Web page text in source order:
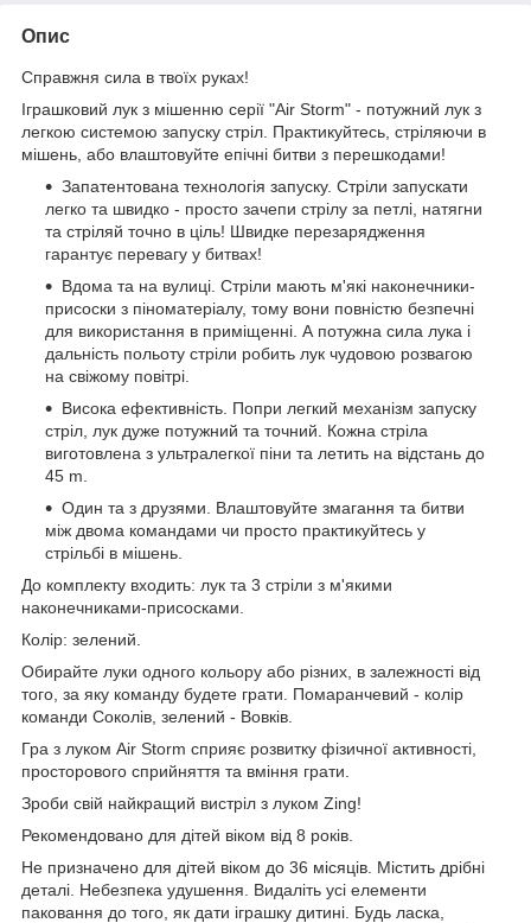
Опис
Справжня сила в твоїх руках!
Іграшковий лук з мішенню серії "Air Storm" - потужний лук з
легкою системою запуску стріл. Практикуйтесь, стріляючи в
мішень, або влаштовуйте епічні битви з перешкодами!
Запатентована технологія запуску. Стріли запускати
легко та швидко - просто зачепи стрілу за петлі, натягни
та стріляй точно в ціль! Швидке перезарядження
гарантує перевагу у битвах!
Вдома та на вулиці. Стріли мають м'які наконечники-
присоски з піноматеріалу, тому вони повністю безпечні
для використання в приміщенні. А потужна сила лука і
дальність польоту стріли робить лук чудовою розвагою
на свіжому повітрі.
Висока ефективність. Попри легкий механізм запуску
стріл, лук дуже потужний та точний. Кожна стріла
виготовлена з ультралегкої піни та летить на відстань до
45 m.
Один та з друзями. Влаштовуйте змагання та битви
між двома командами чи просто практикуйтесь у
стрільбі в мішень.
До комплекту входить: лук та 3 стріли з м'якими
наконечниками-присосками.
Колір: зелений.
Обирайте луки одного кольору або різних, в залежності від
того, за яку команду будете грати. Помаранчевий - колір
команди Соколів, зелений - Вовків.
Гра з луком Air Storm сприяє розвитку фізичної активності,
просторового сприйняття та вміння грати.
Зроби свій найкращий вистріл з луком Zing!
Рекомендовано для дітей віком від 8 років.
Не призначено для дітей віком до 36 місяців. Містить дрібні
деталі. Небезпека удушення. Видаліть усі елементи
паковання до того, як дати іграшку дитині. Будь ласка,